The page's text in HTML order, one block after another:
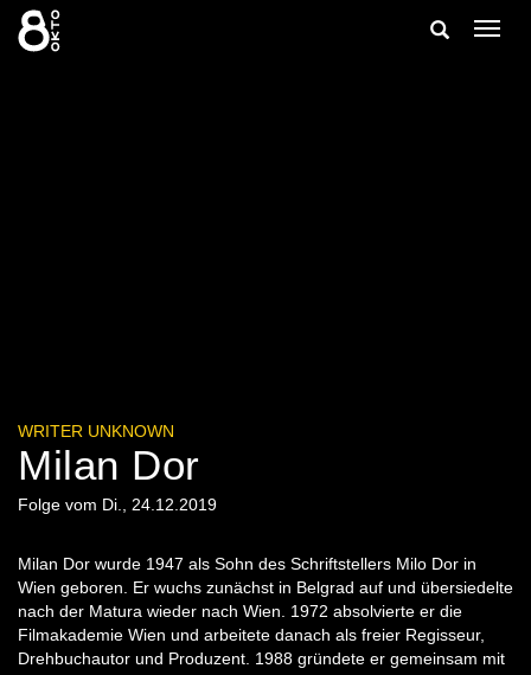
Zum
Inhalt
springen
Suche
WRITER UNKNOWN
Milan Dor
Folge vom Di., 24.12.2019
Milan Dor wurde 1947 als Sohn des Schriftstellers Milo Dor in
Wien geboren. Er wuchs zunächst in Belgrad auf und übersiedelte
nach der Matura wieder nach Wien. 1972 absolvierte er die
Filmakademie Wien und arbeitete danach als freier Regisseur,
Drehbuchautor und Produzent. 1988 gründete er gemeinsam mit